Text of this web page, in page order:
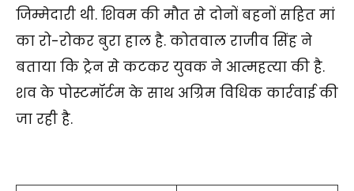
जिम्मेदारी थी. शिवम की मौत से दोनों बहनों सहित मां
का रो-रोकर बुरा हाल है. कोतवाल राजीव सिंह ने
बताया कि ट्रेन से कटकर युवक ने आत्महत्या की है.
शव के पोस्टमॉर्टम के साथ अग्रिम विधिक कार्रवाई की
जा रही है.